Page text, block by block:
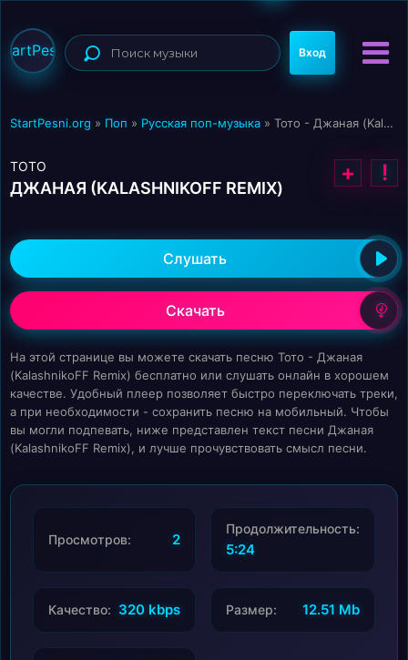
Вход
StartPesni.org » Поп » Русская поп-музыка » Тото - Джаная (KalashnikoFF Remix)
ТОТО
ДЖАНАЯ (KALASHNIKOFF REMIX)
+ !
Слушать
Скачать
На этой странице вы можете скачать песню Тото - Джаная
(KalashnikoFF Remix) бесплатно или слушать онлайн в хорошем
качестве. Удобный плеер позволяет быстро переключать треки,
а при необходимости - сохранить песню на мобильный. Чтобы
вы могли подпевать, ниже представлен текст песни Джаная
(KalashnikoFF Remix), и лучше прочувствовать смысл песни.
Просмотров: 2
Продолжительность:
5:24
Качество: 320 kbps Размер: 12.51 Mb